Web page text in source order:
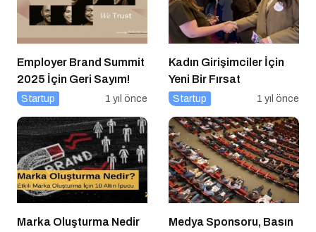
Employer Brand Summit
2025 İçin Geri Sayım!
Startup 1 yıl önce
Kadın Girişimciler İçin
Yeni Bir Fırsat
Startup 1 yıl önce
Marka Oluşturma Nedir
Medya Sponsoru, Basın